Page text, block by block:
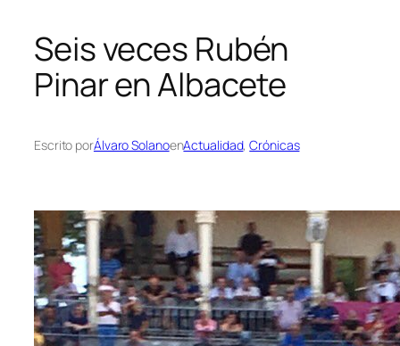
Seis veces Rubén
Pinar en Albacete
Escrito porÁlvaro SolanoenActualidad, Crónicas